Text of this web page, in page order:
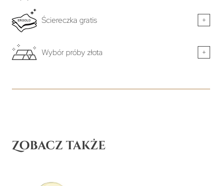
Ściereczka gratis +
Wybór próby złota +
Zobacz także